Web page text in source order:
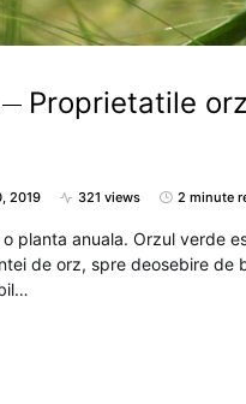
Proprietatile
2019 321 views 2 minute
planta anuala. Orzul verde
de orz, spre deosebire de